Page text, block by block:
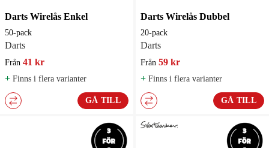
Darts Wirelås Enkel
50-pack
Darts
Från 41 kr
+ Finns i flera varianter
GÅ TILL
Darts Wirelås Dubbel
20-pack
Darts
Från 59 kr
+ Finns i flera varianter
GÅ TILL